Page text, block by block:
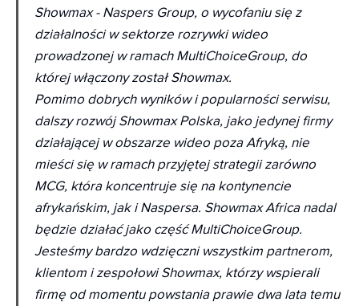
Showmax - Naspers Group, o wycofaniu się z
działalności w sektorze rozrywki wideo
prowadzonej w ramach MultiChoiceGroup, do
której włączony został Showmax.
Pomimo dobrych wyników i popularności serwisu,
dalszy rozwój Showmax Polska, jako jedynej firmy
działającej w obszarze wideo poza Afryką, nie
mieści się w ramach przyjętej strategii zarówno
MCG, która koncentruje się na kontynencie
afrykańskim, jak i Naspersa. Showmax Africa nadal
będzie działać jako część MultiChoiceGroup.
Jesteśmy bardzo wdzięczni wszystkim partnerom,
klientom i zespołowi Showmax, którzy wspierali
firmę od momentu powstania prawie dwa lata temu